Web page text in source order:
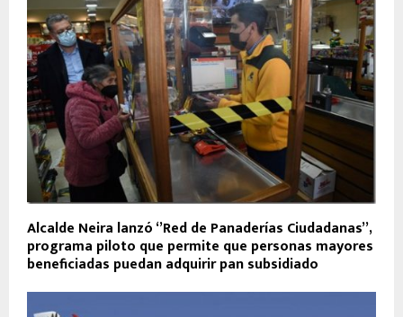
Alcalde Neira lanzó ‘’Red de Panaderías Ciudadanas’’,
programa piloto que permite que personas mayores
beneficiadas puedan adquirir pan subsidiado